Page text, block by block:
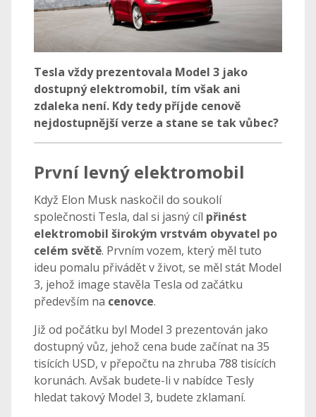
Tesla vždy prezentovala Model 3 jako
dostupný elektromobil, tím však ani
zdaleka není. Kdy tedy příjde cenově
nejdostupnější verze a stane se tak vůbec?
První levný elektromobil
Když Elon Musk naskočil do soukolí
společnosti Tesla, dal si jasný cíl přinést
elektromobil širokým vrstvám obyvatel po
celém světě. Prvním vozem, který měl tuto
ideu pomalu přivádět v život, se měl stát Model
3, jehož image stavěla Tesla od začátku
především na cenovce.
Již od počátku byl Model 3 prezentován jako
dostupný vůz, jehož cena bude začínat na 35
tisících USD, v přepočtu na zhruba 788 tisících
korunách. Avšak budete-li v nabídce Tesly
hledat takový Model 3, budete zklamaní.